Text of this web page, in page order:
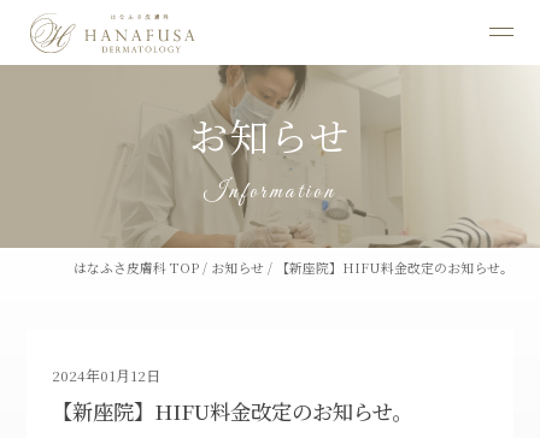
お知らせ
Information
はなふさ皮膚科 TOP / お知らせ / 【新座院】HIFU料金改定のお知らせ。
2024年01月12日
【新座院】HIFU料金改定のお知らせ。